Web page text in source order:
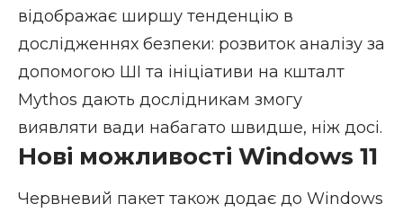
відображає ширшу тенденцію в
дослідженнях безпеки: розвиток аналізу за
допомогою ШІ та ініціативи на кшталт
Mythos дають дослідникам змогу
виявляти вади набагато швидше, ніж досі.
Нові можливості Windows 11
Червневий пакет також додає до Windows